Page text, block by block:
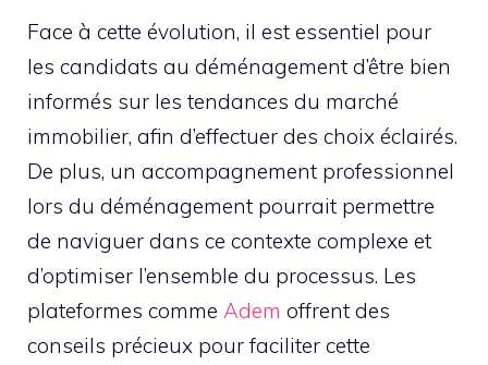
Face à cette évolution, il est essentiel pour
les candidats au déménagement d’être bien
informés sur les tendances du marché
immobilier, afin d’effectuer des choix éclairés.
De plus, un accompagnement professionnel
lors du déménagement pourrait permettre
de naviguer dans ce contexte complexe et
d’optimiser l’ensemble du processus. Les
plateformes comme Adem offrent des
conseils précieux pour faciliter cette